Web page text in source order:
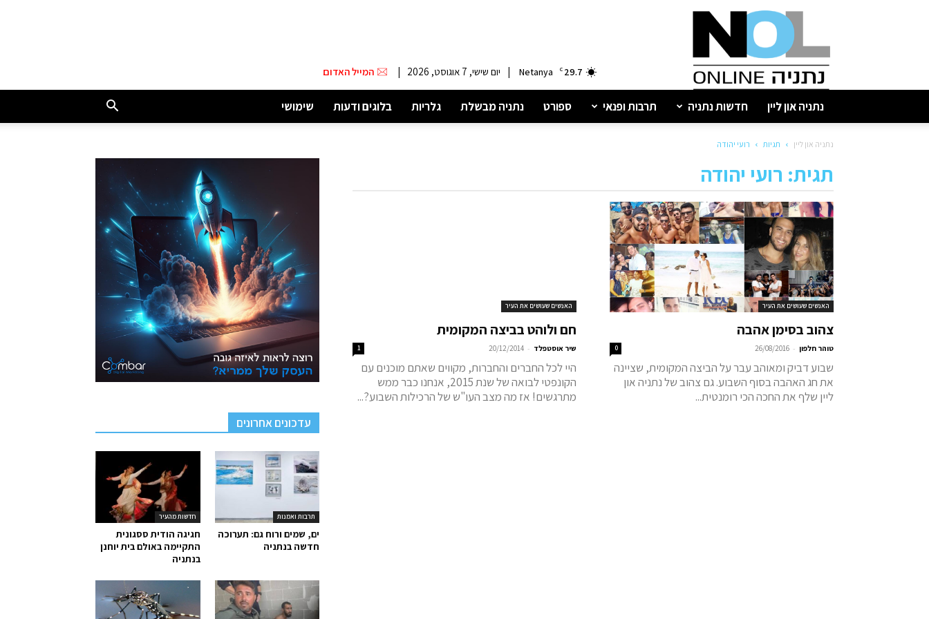
נתניה
29.7
C
Netanya
| יום שישי, 7 אוגוסט, 2026 | המייל האדום
נתניה און ליין חדשות נתניה תרבות ופנאי ספורט נתניה מבשלת גלריות בלוגים ודעות שימושי
נתניה און ליין תגיות רועי יהודה
תגית: רועי יהודה
האנשים שעושים את העיר
צהוב בסימן אהבה
טוהר חלפון -
26/08/2016
0
שבוע דביק ומאוהב עבר על הביצה המקומית, שציינה
את חג האהבה בסוף השבוע. גם צהוב של נתניה און
ליין שלף את החכה הכי רומנטית...
האנשים שעושים את העיר
חם ולוהט בביצה המקומית
שיר אוסטפלד -
20/12/2014
1
היי לכל החברים והחברות, מקווים שאתם מוכנים עם
הקונפטי לבואה של שנת 2015, אנחנו כבר ממש
מתרגשים! אז מה מצב העו"ש של הרכילות השבוע?...
עדכונים אחרונים
חדשות מהעיר
חגיגה הודית ססגונית
התקיימה באולם בית יוחנן
בנתניה
תרבות ואמנות
ים, שמים ורוח גם: תערוכה
חדשה בנתניה